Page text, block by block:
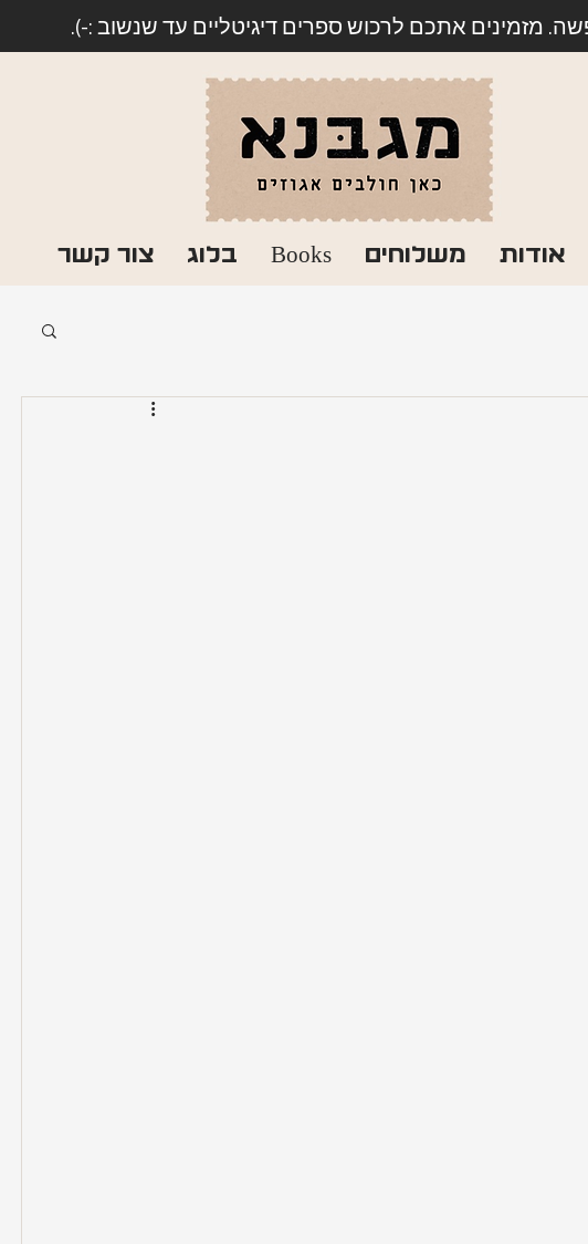
מזמינים אתכם לרכוש ספרים דיגיטליים עד שנשוב :-).
אודות משלוחים Books בלוג צור קשר